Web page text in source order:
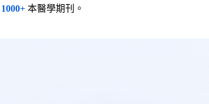
1000+ 本醫學期刊。